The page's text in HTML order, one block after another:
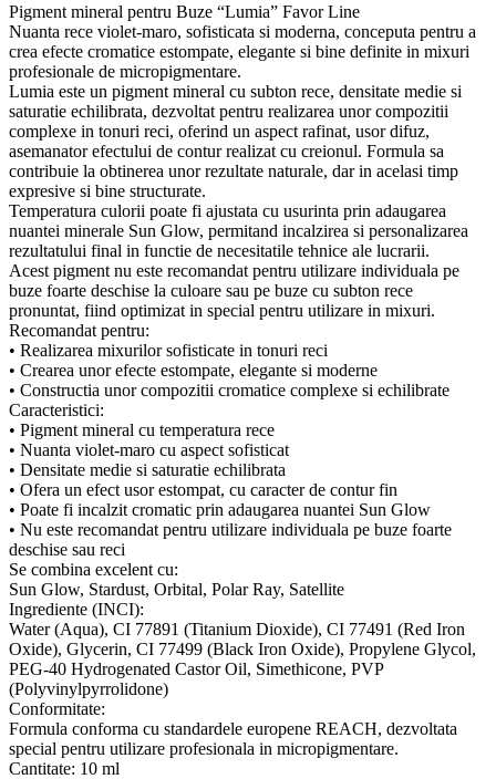
Pigment mineral pentru Buze “Lumia” Favor Line
Nuanta rece violet-maro, sofisticata si moderna, conceputa pentru a
crea efecte cromatice estompate, elegante si bine definite in mixuri
profesionale de micropigmentare.
Lumia este un pigment mineral cu subton rece, densitate medie si
saturatie echilibrata, dezvoltat pentru realizarea unor compozitii
complexe in tonuri reci, oferind un aspect rafinat, usor difuz,
asemanator efectului de contur realizat cu creionul. Formula sa
contribuie la obtinerea unor rezultate naturale, dar in acelasi timp
expresive si bine structurate.
Temperatura culorii poate fi ajustata cu usurinta prin adaugarea
nuantei minerale Sun Glow, permitand incalzirea si personalizarea
rezultatului final in functie de necesitatile tehnice ale lucrarii.
Acest pigment nu este recomandat pentru utilizare individuala pe
buze foarte deschise la culoare sau pe buze cu subton rece
pronuntat, fiind optimizat in special pentru utilizare in mixuri.
Recomandat pentru:
• Realizarea mixurilor sofisticate in tonuri reci
• Crearea unor efecte estompate, elegante si moderne
• Constructia unor compozitii cromatice complexe si echilibrate
Caracteristici:
• Pigment mineral cu temperatura rece
• Nuanta violet-maro cu aspect sofisticat
• Densitate medie si saturatie echilibrata
• Ofera un efect usor estompat, cu caracter de contur fin
• Poate fi incalzit cromatic prin adaugarea nuantei Sun Glow
• Nu este recomandat pentru utilizare individuala pe buze foarte
deschise sau reci
Se combina excelent cu:
Sun Glow, Stardust, Orbital, Polar Ray, Satellite
Ingrediente (INCI):
Water (Aqua), CI 77891 (Titanium Dioxide), CI 77491 (Red Iron
Oxide), Glycerin, CI 77499 (Black Iron Oxide), Propylene Glycol,
PEG-40 Hydrogenated Castor Oil, Simethicone, PVP
(Polyvinylpyrrolidone)
Conformitate:
Formula conforma cu standardele europene REACH, dezvoltata
special pentru utilizare profesionala in micropigmentare.
Cantitate: 10 ml